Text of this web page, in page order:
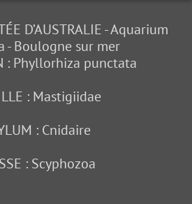
D’AUSTRALIE - Aquarium
- Boulogne sur mer
: Phyllorhiza punctata
: Mastigiidae
: Cnidaire
: Scyphozoa